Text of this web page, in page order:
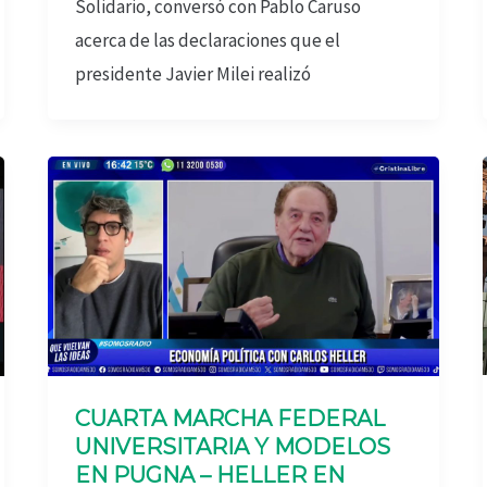
Solidario, conversó con Pablo Caruso
acerca de las declaraciones que el
presidente Javier Milei realizó
CUARTA MARCHA FEDERAL
UNIVERSITARIA Y MODELOS
EN PUGNA – HELLER EN